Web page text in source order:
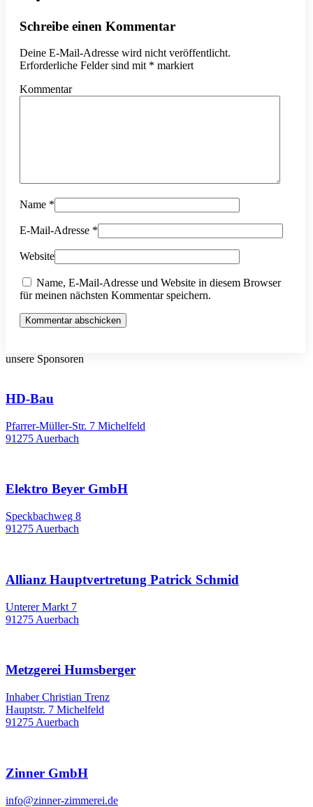
Schreibe einen Kommentar
Deine E-Mail-Adresse wird nicht veröffentlicht.
Erforderliche Felder sind mit * markiert
Kommentar
Name *
E-Mail-Adresse *
Website
Name, E-Mail-Adresse und Website in diesem Browser
für meinen nächsten Kommentar speichern.
Kommentar abschicken
unsere Sponsoren
HD-Bau
Pfarrer-Müller-Str. 7 Michelfeld
91275 Auerbach
Elektro Beyer GmbH
Speckbachweg 8
91275 Auerbach
Allianz Hauptvertretung Patrick Schmid
Unterer Markt 7
91275 Auerbach
Metzgerei Humsberger
Inhaber Christian Trenz
Hauptstr. 7 Michelfeld
91275 Auerbach
Zinner GmbH
info@zinner-zimmerei.de